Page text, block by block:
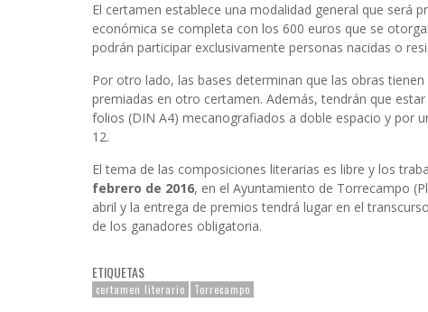
El certamen establece una modalidad general que será
económica se completa con los 600 euros que se
podrán participar exclusivamente personas nacidas o
Por otro lado, las bases determinan que las obras
premiadas en otro certamen. Además, tendrán que
folios (DIN A4) mecanografiados a doble espacio y por
12.
El tema de las composiciones literarias es libre y los
febrero de 2016, en el Ayuntamiento de Torrecampo
abril y la entrega de premios tendrá lugar en el
de los ganadores obligatoria.
ETIQUETAS
certamen literario Torrecampo